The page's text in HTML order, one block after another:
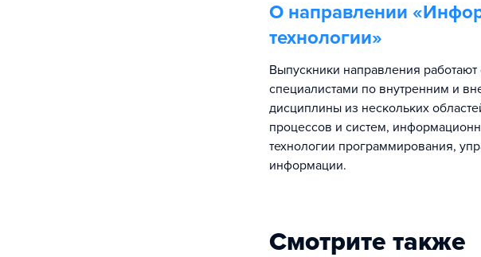
О направлении «
технологии»
Выпускники направления
специалистами по внутренним и
дисциплины из нескольких
процессов и систем,
технологии программирования,
информации.
Смотрите также